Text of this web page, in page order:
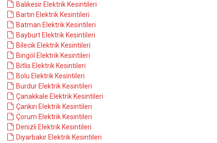
Balıkesir Elektrik Kesintileri
Bartın Elektrik Kesintileri
Batman Elektrik Kesintileri
Bayburt Elektrik Kesintileri
Bilecik Elektrik Kesintileri
Bingöl Elektrik Kesintileri
Bitlis Elektrik Kesintileri
Bolu Elektrik Kesintileri
Burdur Elektrik Kesintileri
Çanakkale Elektrik Kesintileri
Çankırı Elektrik Kesintileri
Çorum Elektrik Kesintileri
Denizli Elektrik Kesintileri
Diyarbakır Elektrik Kesintileri